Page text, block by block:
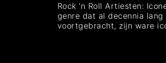
Rock ’n Roll Artiesten:
genre dat al decennia
voortgebracht, zijn ware